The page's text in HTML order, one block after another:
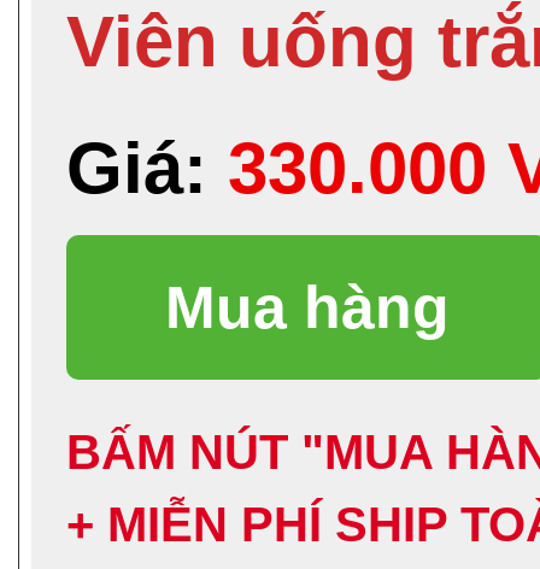
Viên uống
Giá: 330.000
BẤM NÚT "MUA
+ MIỄN PHÍ SHIP